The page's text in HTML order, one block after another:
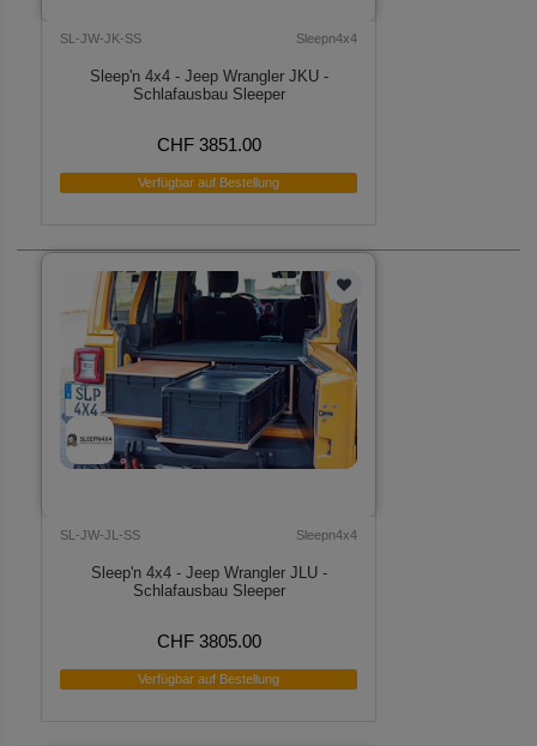
SL-JW-JK-SS Sleepn4x4
Sleep'n 4x4 - Jeep Wrangler JKU -
Schlafausbau Sleeper
CHF 3851.00
Verfügbar auf Bestellung
SL-JW-JL-SS Sleepn4x4
Sleep'n 4x4 - Jeep Wrangler JLU -
Schlafausbau Sleeper
CHF 3805.00
Verfügbar auf Bestellung